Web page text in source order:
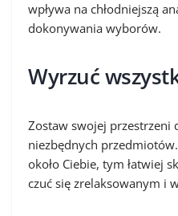
wpływa na chłodniejszą
dokonywania wyborów.
Wyrzuć
Zostaw swojej przestrzeni
niezbędnych
około Ciebie, tym łatwiej
czuć się zrelaksowanym i